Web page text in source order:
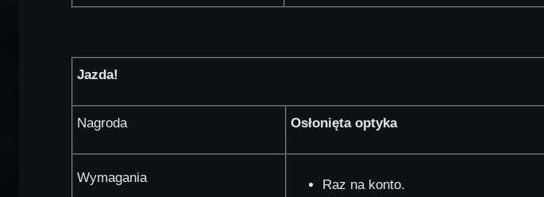
Jazda!
Nagroda Osłonięta optyka
Wymagania Raz na konto.